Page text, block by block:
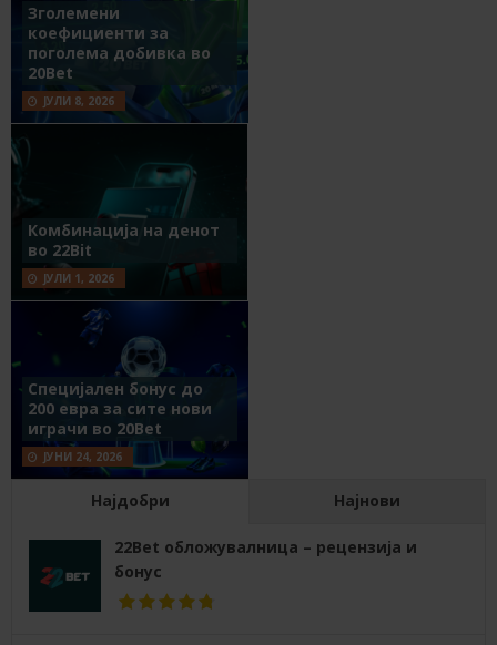
Зголемени
коефициенти за
поголема добивка во
20Bet
ЈУЛИ 8, 2026
Комбинација на денот
во 22Bit
ЈУЛИ 1, 2026
Специјален бонус до
200 евра за сите нови
играчи во 20Bet
ЈУНИ 24, 2026
Најдобри Најнови
22Bet обложувалница – рецензија и
бонус